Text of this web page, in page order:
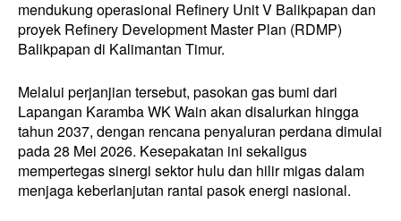
mendukung operasional Refinery Unit V Balikpapan dan
proyek Refinery Development Master Plan (RDMP)
Balikpapan di Kalimantan Timur.
Melalui perjanjian tersebut, pasokan gas bumi dari
Lapangan Karamba WK Wain akan disalurkan hingga
tahun 2037, dengan rencana penyaluran perdana dimulai
pada 28 Mei 2026. Kesepakatan ini sekaligus
mempertegas sinergi sektor hulu dan hilir migas dalam
menjaga keberlanjutan rantai pasok energi nasional.